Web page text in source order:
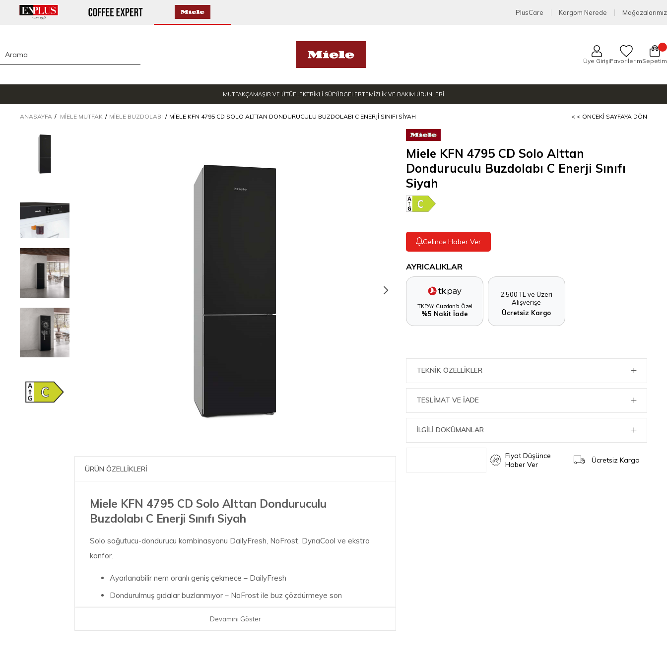
PlusCare Kargom Nerede Mağazalarımız
Üye GirişiFavorilerimSepetim
MUTFAKÇAMAŞIR VE ÜTÜELEKTRİKLİ SÜPÜRGELERTEMİZLİK VE BAKIM ÜRÜNLERİ
ANASAYFA MIELE MUTFAK MIELE BUZDOLABI MIELE KFN 4795 CD SOLO ALTTAN DONDURUCULU BUZDOLABI C ENERJI SINIFI SIYAH < < ÖNCEKI SAYFAYA DÖN
ÜRÜN ÖZELLİKLERİ
Miele KFN 4795 CD Solo Alttan Donduruculu
Buzdolabı C Enerji Sınıfı Siyah
Solo soğutucu-dondurucu kombinasyonu DailyFresh, NoFrost, DynaCool ve ekstra
konfor.
Ayarlanabilir nem oranlı geniş çekmece – DailyFresh
Dondurulmuş gıdalar buzlanmıyor – NoFrost ile buz çözdürmeye son
İki ayrı hava sirkülasyonu sayesinde ideal soğutma – DuplexCool
Devamını Göster
Miele KFN 4795 CD Solo Alttan
Donduruculu Buzdolabı C Enerji Sınıfı
Siyah
Gelince Haber Ver
AYRICALIKLAR
TKPAY Cüzdan'a Özel
%5 Nakit İade
2.500 TL ve Üzeri
Alışverişe
Ücretsiz Kargo
TEKNIK ÖZELLIKLER
TESLİMAT VE İADE
İLGİLİ DOKÜMANLAR
Fiyat Düşünce
Haber Ver
Ücretsiz Kargo